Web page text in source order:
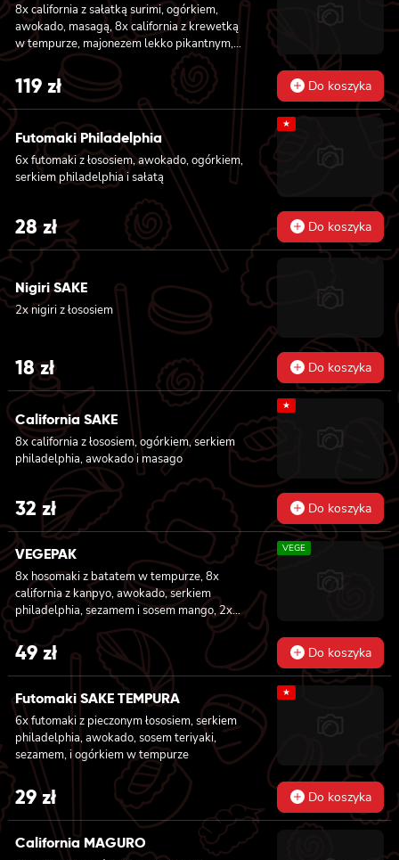
8x california z sałatką surimi, ogórkiem,
awokado, masagą, 8x california z krewetką
w tempurze, majonezem lekko pikantnym,
ogórkiem, sezamem i masago, 6x futomaki z
tuńczykiem, majonezem lekko pikantnym,
awokado, ogórkiem i sałatą, 6x futomaki z
pieczonym łososiem, ogórkiem, majonezem
lekko pikantnym, masago i sałatą, 6x
futomaki z krewetką w tempurze, ogórkiem,
sałatą i majonezem lekko pikantnym, 8x maki
z kanpyo
119 zł Do koszyka
Futomaki Philadelphia
6x futomaki z łososiem, awokado, ogórkiem,
serkiem philadelphia i sałatą
★
28zł Do koszyka
Nigiri SAKE
2x nigiri z łososiem
18zł Do koszyka
California SAKE
8x california z łososiem, ogórkiem, serkiem
philadelphia, awokado i masago
★
32zł Do koszyka
VEGEPAK
8x hosomaki z batatem w tempurze, 8x
california z kanpyo, awokado, serkiem
philadelphia, sezamem i sosem mango, 2x
nigiri z awokado i sosem mango
VEGE
49zł Do koszyka
Futomaki SAKE TEMPURA
6x futomaki z pieczonym łososiem, serkiem
philadelphia, awokado, sosem teriyaki,
sezamem, i ogórkiem w tempurze
★
29zł Do koszyka
California MAGURO